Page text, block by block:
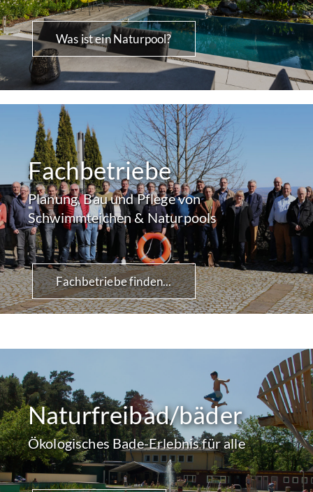
Was ist ein Naturpool?
Fachbetriebe
Planung, Bau und Pflege von
Schwimmteichen & Naturpools
Fachbetriebe finden...
Naturfreibad/bäder
Ökologisches Bade-Erlebnis für alle